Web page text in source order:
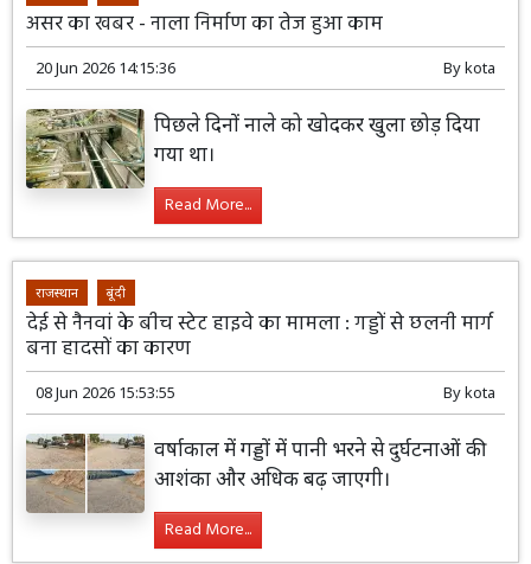
असर का खबर - नाला निर्माण का तेज हुआ काम
20 Jun 2026 14:15:36 Bykota
पिछले दिनों नाले को खोदकर खुला छोड़ दिया
गया था।
Read More...
राजस्थान बूंदी
देई से नैनवां के बीच स्टेट हाइवे का मामला : गड्डों से छलनी मार्ग
बना हादसों का कारण
08 Jun 2026 15:53:55 Bykota
वर्षाकाल में गड्डों में पानी भरने से दुर्घटनाओं की
आशंका और अधिक बढ़ जाएगी।
Read More...